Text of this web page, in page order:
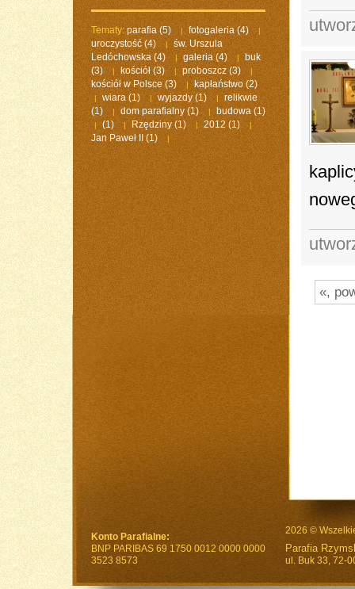
Tematy: parafia (5) | fotogaleria(4) |
uroczystość (4) |
św. Urszula
Ledóchowska(4) | galeria (4) |
buk
(3)
| kościół(3) | proboszcz (3) |
kościół w Polsce(3) | kapłaństwo (2)
| wiara (1) | wyjazdy (1) |
relikwie
(1)
| dom parafialny (1) | budowa(1)
| (1) | Rzędziny(1) | 2012 (1) |
Jan Paweł II (1) |
«,
2026 ©
Parafia
ul. Buk 33, 72-
Konto Parafialne:
BNP PARIBAS 69 1750 0012 0000 0000
3523 8573